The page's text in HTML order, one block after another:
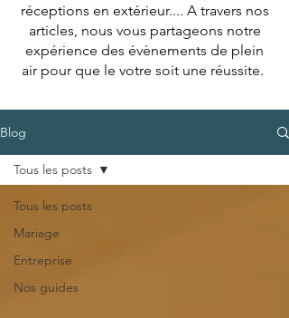
réceptions en extérieur.... A travers nos
articles, nous vous partageons notre
expérience des évènements de plein
air pour que le votre soit une réussite.
Blog
Tous les posts
Mariage
Entreprise
Nos guides
Tous les posts